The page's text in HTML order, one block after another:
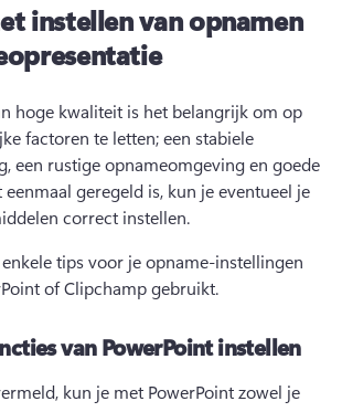
instellen van opnamen
hoge kwaliteit is het belangrijk om op
factoren te letten; een stabiele
een rustige opnameomgeving en goede
geregeld is, kun je eventueel je
correct instellen.
tips voor je opname-instellingen
of Clipchamp gebruikt.
van PowerPoint instellen
kun je met PowerPoint zowel je